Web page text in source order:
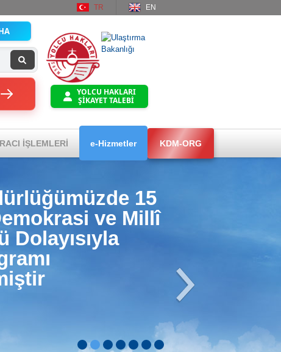
TR EN
YOLCU HAKLARI
ŞİKAYET TALEBİ
İŞLEMLERİ e-Hizmetler KDM-ORG
15
ve Millî
Dolayısıyla